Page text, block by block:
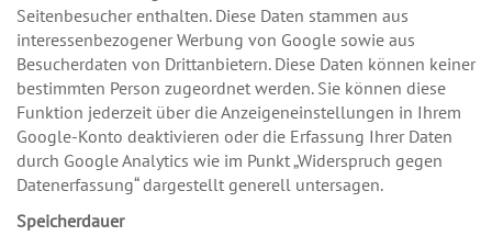
Seitenbesucher enthalten. Diese Daten stammen aus
interessenbezogener Werbung von Google sowie aus
Besucherdaten von Drittanbietern. Diese Daten können keiner
bestimmten Person zugeordnet werden. Sie können diese
Funktion jederzeit über die Anzeigeneinstellungen in Ihrem
Google-Konto deaktivieren oder die Erfassung Ihrer Daten
durch Google Analytics wie im Punkt „Widerspruch gegen
Datenerfassung“ dargestellt generell untersagen.
Speicherdauer